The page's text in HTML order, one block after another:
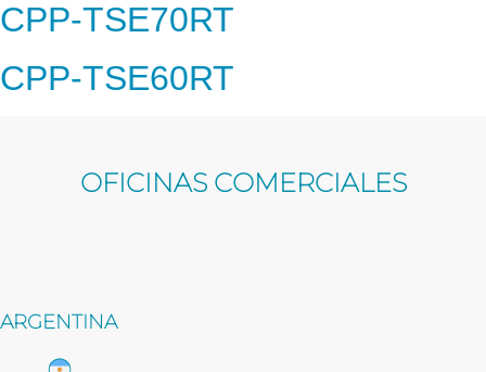
CPP-TSE70RT
CPP-TSE60RT
OFICINAS COMERCIALES
ARGENTINA